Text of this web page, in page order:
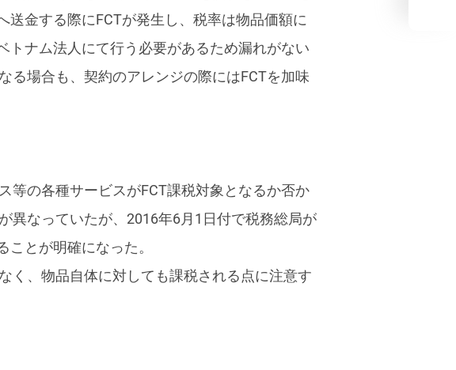
金する際にFCTが発生し、税率は物品価額に
トナム法人にて行う必要があるため漏れがない
る場合も、契約のアレンジの際にはFCTを加味
等の各種サービスがFCT課税対象となるか否か
異なっていたが、2016年6月1日付で税務総局が
とが明確になった。
く、物品自体に対しても課税される点に注意す